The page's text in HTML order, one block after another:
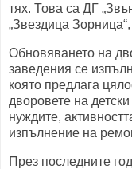
тях. Това са ДГ
„Звездица
Обновяването на
заведения се
която предлага
дворовете на
нуждите,
изпълнение на
През последните